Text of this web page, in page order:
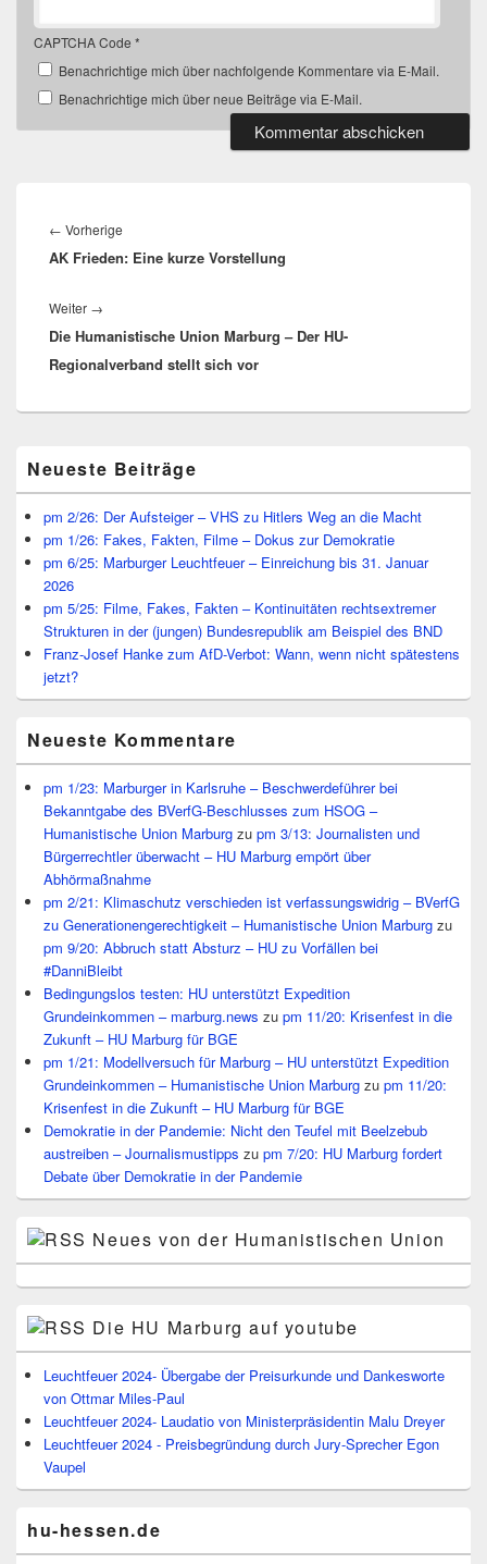
CAPTCHA Code *
Benachrichtige mich über nachfolgende Kommentare via E-Mail.
Benachrichtige mich über neue Beiträge via E-Mail.
← Vorherige
Beitrag:
AK Frieden: Eine kurze Vorstellung
Weiter →
Beitrag:
Die Humanistische Union Marburg – Der HU-
Regionalverband stellt sich vor
Seitenleisten
Widget-
Bereich
Neueste Beiträge
pm 2/26: Der Aufsteiger – VHS zu Hitlers Weg an die Macht
pm 1/26: Fakes, Fakten, Filme – Dokus zur Demokratie
pm 6/25: Marburger Leuchtfeuer – Einreichung bis 31. Januar
2026
pm 5/25: Filme, Fakes, Fakten – Kontinuitäten rechtsextremer
Strukturen in der (jungen) Bundesrepublik am Beispiel des BND
Franz-Josef Hanke zum AfD-Verbot: Wann, wenn nicht spätestens
jetzt?
Neueste Kommentare
pm 1/23: Marburger in Karlsruhe – Beschwerdeführer bei
Bekanntgabe des BVerfG-Beschlusses zum HSOG –
Humanistische Union Marburg zu pm 3/13: Journalisten und
Bürgerrechtler überwacht – HU Marburg empört über
Abhörmaßnahme
pm 2/21: Klimaschutz verschieden ist verfassungswidrig – BVerfG
zu Generationengerechtigkeit – Humanistische Union Marburg zu
pm 9/20: Abbruch statt Absturz – HU zu Vorfällen bei
#DanniBleibt
Bedingungslos testen: HU unterstützt Expedition
Grundeinkommen – marburg.news zu pm 11/20: Krisenfest in die
Zukunft – HU Marburg für BGE
pm 1/21: Modellversuch für Marburg – HU unterstützt Expedition
Grundeinkommen – Humanistische Union Marburg zu pm 11/20:
Krisenfest in die Zukunft – HU Marburg für BGE
Demokratie in der Pandemie: Nicht den Teufel mit Beelzebub
austreiben – Journalismustipps zu pm 7/20: HU Marburg fordert
Debate über Demokratie in der Pandemie
Neues von der Humanistischen Union
Die HU Marburg auf youtube
Leuchtfeuer 2024- Übergabe der Preisurkunde und Dankesworte
von Ottmar Miles-Paul
Leuchtfeuer 2024- Laudatio von Ministerpräsidentin Malu Dreyer
Leuchtfeuer 2024 - Preisbegründung durch Jury-Sprecher Egon
Vaupel
hu-hessen.de